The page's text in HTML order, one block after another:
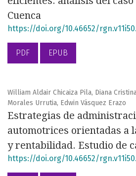
Cuenca
https://doi.org/10.46652/
PDF EPUB
William Aldair Chicaiza Pila, Diana
Morales Urrutia, Edwin Vásquez Erazo
Estrategias de
automotrices orientadas a
y rentabilidad. Estudio de
https://doi.org/10.46652/